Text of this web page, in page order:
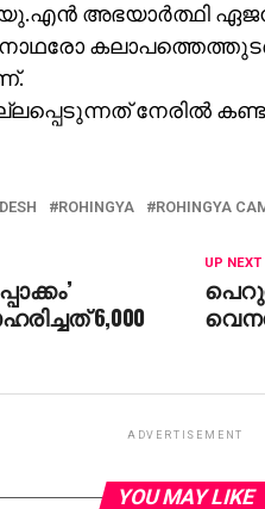
യു.എന്‍ അഭയാര്‍ത്ഥി
നേരില്‍
ROHINGYA ROHINGYA
UP NEXT
6,000
ADVERTISEMENT
YOU MAY LIKE